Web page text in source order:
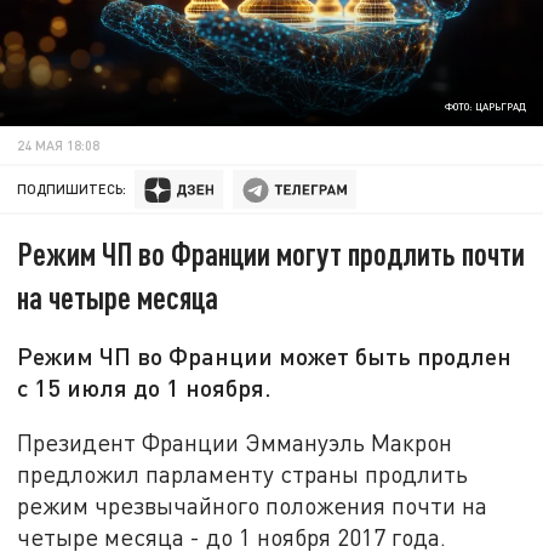
ФОТО: ЦАРЬГРАД
24 МАЯ 18:08
ПОДПИШИТЕСЬ:
Режим ЧП во Франции могут продлить почти
на четыре месяца
Режим ЧП во Франции может быть продлен
с 15 июля до 1 ноября.
Президент Франции Эммануэль Макрон
предложил парламенту страны продлить
режим чрезвычайного положения почти на
четыре месяца - до 1 ноября 2017 года.